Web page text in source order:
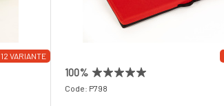
12 VARIANTE
100%
Code: P798